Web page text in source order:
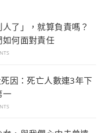
人了」，就算負責嗎？
何面對責任
因：死亡人數連3年下
一